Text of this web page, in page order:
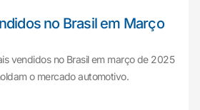
no Brasil em Março
vendidos no Brasil em março de 2025
o mercado automotivo.